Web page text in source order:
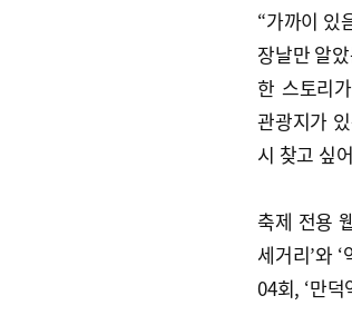
“가까이 있
장날만 알
한 스토리
관광지가
시 찾고 싶
축제 전용
세거리’와
04회, ‘만